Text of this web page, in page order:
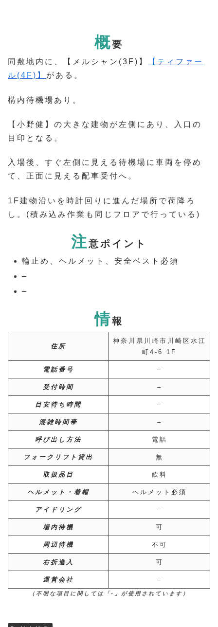
概要
同敷地内に、【メルシャン(3F)】
【ティファー
ル(4F)】 がある。
構内待機場あり。
【小野健】の大きな建物が左側にあり、入口の
目印となる。
入場後、すぐ左側に見える待機場に車両を停め
て、正面に見える配車受付へ。
1F建物沿いを時計回りに進んだ場所で荷降ろ
し。(積み込み作業も同じフロアで行っている)
注 意ポイント
輪止め、ヘルメット、安全ベスト必須
–
–
情報
住所
神奈川県川崎市川崎区水江
町4-6 1F
電話番号 –
受付時間 –
目安待ち時間 –
混雑時間帯 –
呼び出し方法 電話
フォークリフト貸出 無
取扱品目 飲料
ヘルメット・着帽 ヘルメット必須
アイドリング –
場内待機 可
周辺待機 不可
右折進入 可
運営会社 –
（不明な項目に関しては「-」が使用されています）